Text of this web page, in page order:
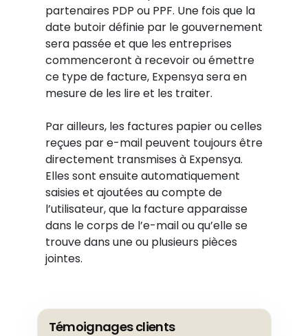
partenaires PDP ou PPF. Une fois que la
date butoir définie par le gouvernement
sera passée et que les entreprises
commenceront à recevoir ou émettre
ce type de facture, Expensya sera en
mesure de les lire et les traiter.
Par ailleurs, les factures papier ou celles
reçues par e-mail peuvent toujours être
directement transmises à Expensya.
Elles sont ensuite automatiquement
saisies et ajoutées au compte de
l’utilisateur, que la facture apparaisse
dans le corps de l’e-mail ou qu’elle se
trouve dans une ou plusieurs pièces
jointes.
Témoignages clients